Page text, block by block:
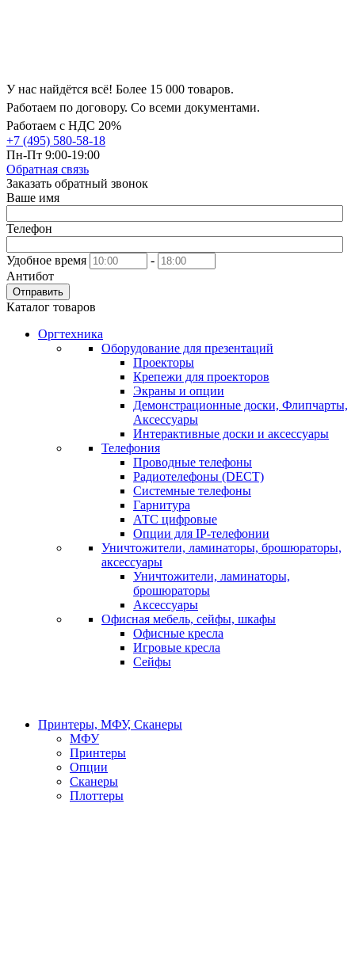
У нас найдётся всё! Более 15 000 товаров.
Работаем по договору. Со всеми документами.
Работаем с НДС 20%
+7 (495) 580-58-18
Пн-Пт 9:00-19:00
Обратная связь
Заказать обратный звонок
Ваше имя
Телефон
Удобное время
-
Антибот
Отправить
Каталог товаров
Оргтехника
Оборудование для презентаций
Проекторы
Крепежи для проекторов
Экраны и опции
Демонстрационные доски, Флипчарты,
Аксессуары
Интерактивные доски и аксессуары
Телефония
Проводные телефоны
Радиотелефоны (DECT)
Системные телефоны
Гарнитура
АТС цифровые
Опции для IP-телефонии
Уничтожители, ламинаторы, брошюраторы,
аксессуары
Уничтожители, ламинаторы,
брошюраторы
Аксессуары
Офисная мебель, сейфы, шкафы
Офисные кресла
Игровые кресла
Сейфы
Принтеры, МФУ, Сканеры
МФУ
Принтеры
Опции
Сканеры
Плоттеры